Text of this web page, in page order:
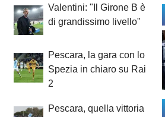
Valentini: "Il Girone B è
di grandissimo livello"
Pescara, la gara con lo
Spezia in chiaro su Rai
2
Pescara, quella vittoria